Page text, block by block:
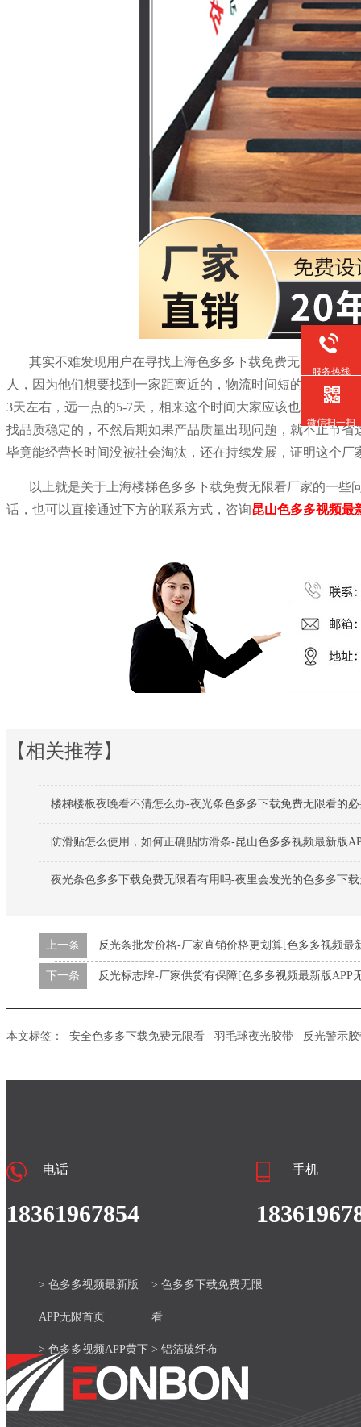
其实不难发现用户在寻找上海色多多下载免费无限看厂
人，因为他们想要找到一家距离近的，物流时间短的，就算
3天左右，远一点的5-7天，相来这个时间大家应该也是可以
找品质稳定的，不然后期如果产品质量出现问题，就不止节
毕竟能经营长时间没被社会淘汰，还在持续发展，证明这个
以上就是关于上海楼梯色多多下载免费无限看厂家的一
话，也可以直接通过下方的联系方式，咨询昆山色多多视频最
【相关推荐】
楼梯楼板夜晚看不清怎么办-夜光条色多多下载免费无限看的
防滑贴怎么使用，如何正确贴防滑条-昆山色多多视频最新版
夜光条色多多下载免费无限看有用吗-夜里会发光的色多多下
上一条 反光条批发价格-厂家直销价格更划算[色多多视频最
下一条 反光标志牌-厂家供货有保障[色多多视频最新版APP
本文标签： 安全色多多下载免费无限看 羽毛球夜光胶带 反光警示
电话
18361967854
手机
> 色多多视频最新版
APP无限首页
> 色多多下载免费无限
看
> 色多多视频APP黄下
载安装官网
> 铝箔玻纤布
> 产品中心
> 色多多视频最新版
服务热线
微信扫一扫